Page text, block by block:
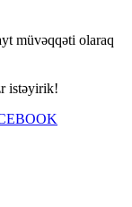
müvəqqəti olaraq
istəyirik!